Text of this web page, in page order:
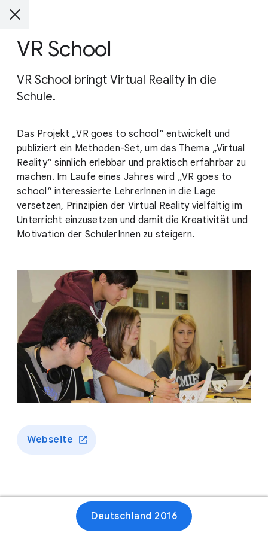
VR School
VR School bringt Virtual Reality in die
Schule.
Das Projekt „VR goes to school“ entwickelt und
publiziert ein Methoden-Set, um das Thema „Virtual
Reality“ sinnlich erlebbar und praktisch erfahrbar zu
machen. Im Laufe eines Jahres wird „VR goes to
school“ interessierte LehrerInnen in die Lage
versetzen, Prinzipien der Virtual Reality vielfältig im
Unterricht einzusetzen und damit die Kreativität und
Motivation der SchülerInnen zu steigern.
Webseite
Deutschland 2016